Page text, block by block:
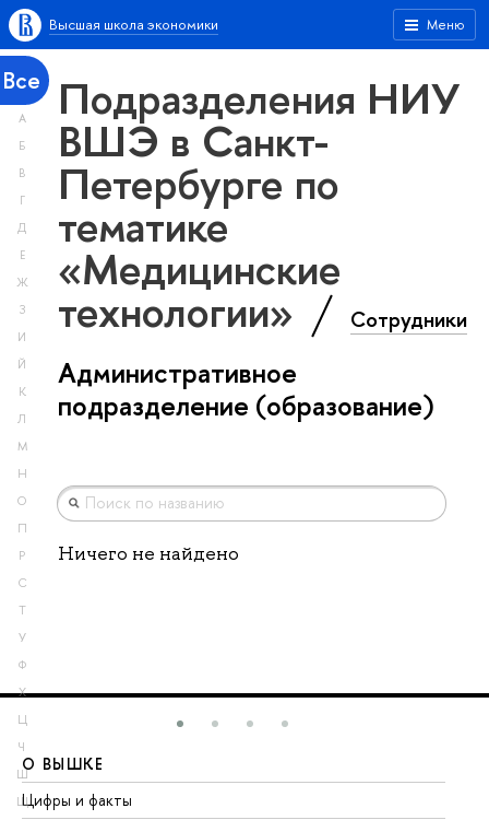
Меню
Высшая школа экономики
Все
А
Б
В
Г
Д
Е
Ж
З
И
Й
К
Л
М
Н
О
П
Р
С
Т
У
Ф
Х
Ц
Ч
Ш
Щ
Подразделения НИУ
ВШЭ в Санкт-
Петербурге по
тематике
«Медицинские
технологии» Сотрудники
Административное
подразделение (образование)
Ничего не найдено
О ВЫШКЕ
Цифры и факты